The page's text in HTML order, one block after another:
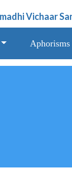
Vichaar
Aphorisms